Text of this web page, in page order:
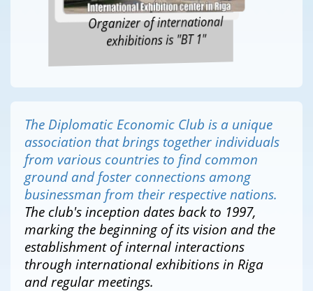
Organizer of international
exhibitions is "BT 1"
The Diplomatic Economic Club is a unique
association that brings together individuals
from various countries to find common
ground and foster connections among
businessman from their respective nations.
The club's inception dates back to 1997,
marking the beginning of its vision and the
establishment of internal interactions
through international exhibitions in Riga
and regular meetings.